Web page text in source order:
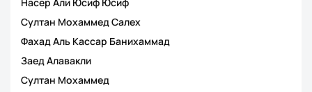
Султан Мохаммед Салех
Фахад Аль Кассар Банихаммад
Заед Алавакли
Султан Мохаммед